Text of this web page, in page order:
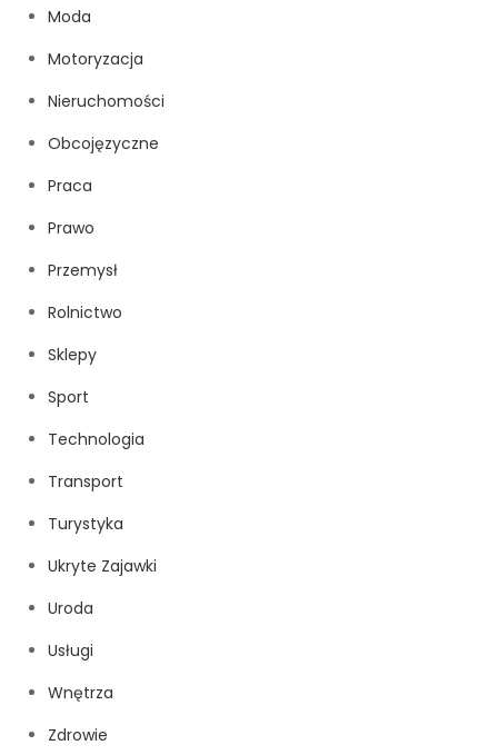
Moda
Motoryzacja
Nieruchomości
Obcojęzyczne
Praca
Prawo
Przemysł
Rolnictwo
Sklepy
Sport
Technologia
Transport
Turystyka
Ukryte Zajawki
Uroda
Usługi
Wnętrza
Zdrowie